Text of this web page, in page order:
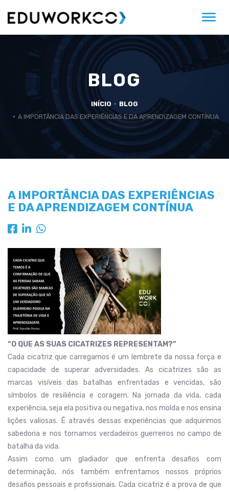
BLOG
INÍCIO
BLOG
A IMPORTÂNCIA DAS EXPERIÊNCIAS E DA APRENDIZAGEM CONTÍNUA
A IMPORTÂNCIA DAS EXPERIÊNCIAS
E DA APRENDIZAGEM CONTÍNUA
“O QUE AS SUAS CICATRIZES REPRESENTAM?”
Cada cicatriz que carregamos é um lembrete da nossa força e
capacidade de superar adversidades. As cicatrizes são as
marcas visíveis das batalhas enfrentadas e vencidas, são
símbolos de resiliência e coragem. Na jornada da vida, cada
experiência, seja ela positiva ou negativa, nos molda e nos ensina
lições valiosas. É através dessas experiências que adquirimos
sabedoria e nos tornamos verdadeiros guerreiros no campo de
batalha da vida.
Assim como um gladiador que enfrenta desafios com
determinação, nós também enfrentamos nossos próprios
desafios pessoais e profissionais. Cada cicatriz é a prova de que